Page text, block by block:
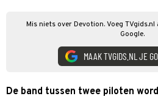
Mis niets over Devotion. Voeg
Google.
MAAK TVGIDS.NL JE
De band tussen twee piloten